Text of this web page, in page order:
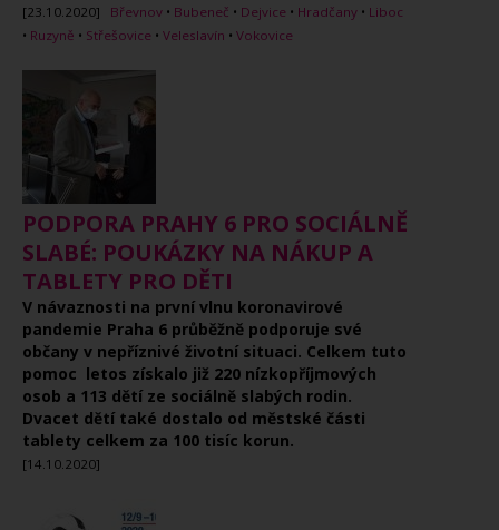
[23.10.2020] Břevnov • Bubeneč • Dejvice • Hradčany • Liboc
• Ruzyně • Střešovice • Veleslavín • Vokovice
PODPORA PRAHY 6 PRO SOCIÁLNĚ
SLABÉ: POUKÁZKY NA NÁKUP A
TABLETY PRO DĚTI
V návaznosti na první vlnu koronavirové
pandemie Praha 6 průběžně podporuje své
občany v nepříznivé životní situaci. Celkem tuto
pomoc letos získalo již 220 nízkopříjmových
osob a 113 dětí ze sociálně slabých rodin.
Dvacet dětí také dostalo od městské části
tablety celkem za 100 tisíc korun.
[14.10.2020]